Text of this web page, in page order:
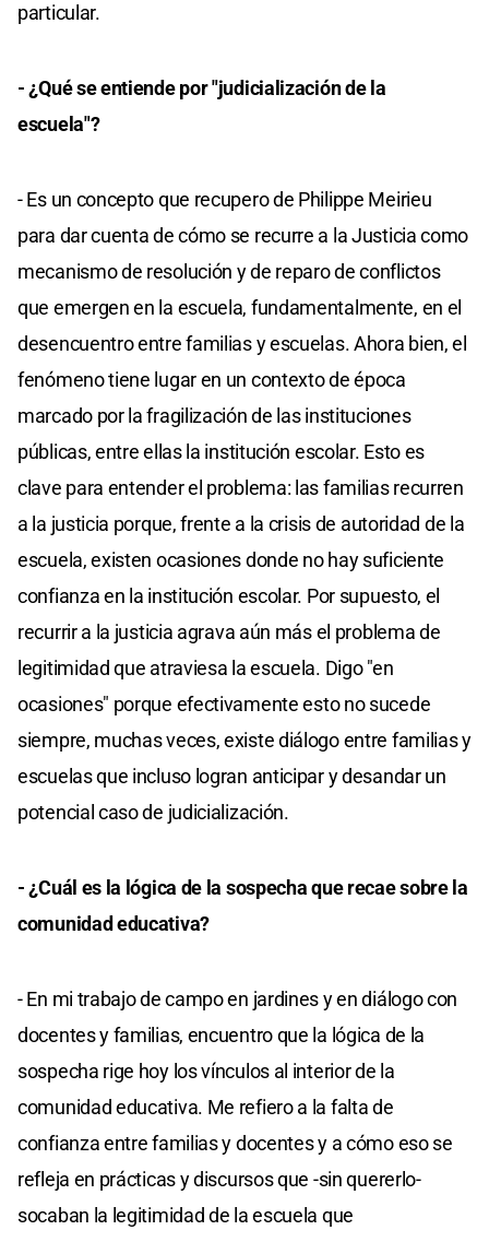
particular.
- ¿Qué se entiende por "judicialización de la
escuela"?
- Es un concepto que recupero de Philippe Meirieu
para dar cuenta de cómo se recurre a la Justicia como
mecanismo de resolución y de reparo de conflictos
que emergen en la escuela, fundamentalmente, en el
desencuentro entre familias y escuelas. Ahora bien, el
fenómeno tiene lugar en un contexto de época
marcado por la fragilización de las instituciones
públicas, entre ellas la institución escolar. Esto es
clave para entender el problema: las familias recurren
a la justicia porque, frente a la crisis de autoridad de la
escuela, existen ocasiones donde no hay suficiente
confianza en la institución escolar. Por supuesto, el
recurrir a la justicia agrava aún más el problema de
legitimidad que atraviesa la escuela. Digo "en
ocasiones" porque efectivamente esto no sucede
siempre, muchas veces, existe diálogo entre familias y
escuelas que incluso logran anticipar y desandar un
potencial caso de judicialización.
- ¿Cuál es la lógica de la sospecha que recae sobre la
comunidad educativa?
- En mi trabajo de campo en jardines y en diálogo con
docentes y familias, encuentro que la lógica de la
sospecha rige hoy los vínculos al interior de la
comunidad educativa. Me refiero a la falta de
confianza entre familias y docentes y a cómo eso se
refleja en prácticas y discursos que -sin quererlo-
socaban la legitimidad de la escuela que